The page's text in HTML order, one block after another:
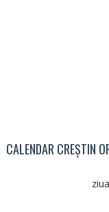
CALENDAR CREȘTIN